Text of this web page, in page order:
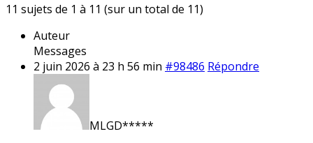
11 sujets de 1 à 11 (sur un total de 11)
Auteur
Messages
2 juin 2026 à 23 h 56 min #98486 Répondre
MLGD*****